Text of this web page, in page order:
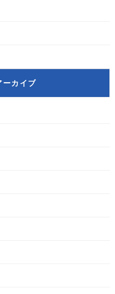
ーカイブ